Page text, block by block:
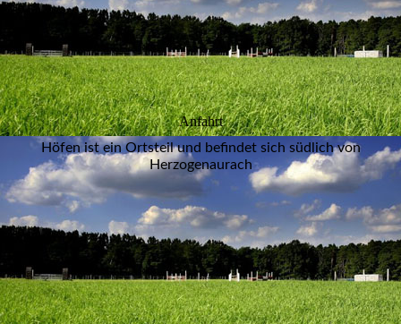
Anfahrt
Höfen ist ein Ortsteil und befindet sich südlich von
Herzogenaurach